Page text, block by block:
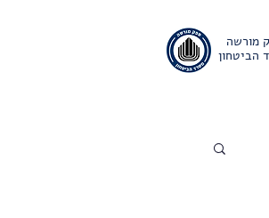
מורשה
הביטחון